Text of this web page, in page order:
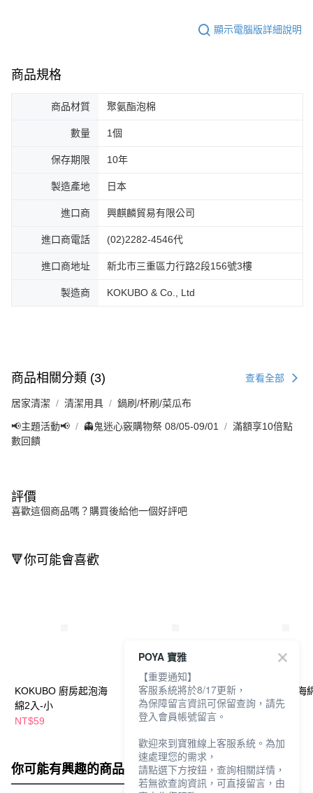
顯示電腦版詳細說明
商品規格
商品材質 聚氨酯泡棉
數量 1個
保存期限 10年
製造產地 日本
進口商 興麒麟貿易有限公司
進口商電話 (02)2282-4546代
進口商地址 新北市三重區力行路2段156號3樓
製造商 KOKUBO & Co., Ltd
商品相關分類 (3) 查看全部
居家清潔 清潔用具 鍋刷/杯刷/菜瓜布
📢主題活動📢 👻鬼迷心竅購物祭 08/05-09/01
滿額享10倍點
數回饋
評價
喜歡這個商品嗎？購買後給他一個好評吧
🔻你可能會喜歡
KOKUBO 廚房起泡海
綿2入-小
NT$59
KOKUBO 廚房起泡海
綿2入-大
NT$59
KOKUBO科技海
入
你可能有興趣的商品 全站排行
POYA 寶雅
【重要通知】
客服系統將於8/17更新，
為保障留言資訊可保留查詢，請先
登入會員帳號留言。
歡迎來到寶雅線上客服系統。為加
速處理您的需求，
請點選下方按鈕，查詢相關詳情，
若無欲查詢資訊，可直接留言，由